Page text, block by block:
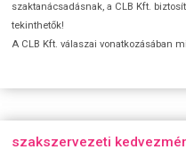
szaktanácsadásnak, a CLB Kft.
tekinthetők!
A CLB Kft. válaszai vonatkozásában
szakszervezeti